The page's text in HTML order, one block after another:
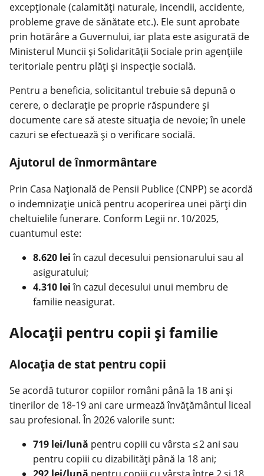
excepționale (calamități naturale, incendii, accidente,
probleme grave de sănătate etc.). Ele sunt aprobate
prin hotărâre a Guvernului, iar plata este asigurată de
Ministerul Muncii și Solidarității Sociale prin agențiile
teritoriale pentru plăți și inspecție socială.
Pentru a beneficia, solicitantul trebuie să depună o
cerere, o declarație pe proprie răspundere și
documente care să ateste situația de nevoie; în unele
cazuri se efectuează și o verificare socială.
Ajutorul de înmormântare
Prin Casa Națională de Pensii Publice (CNPP) se acordă
o indemnizație unică pentru acoperirea unei părți din
cheltuielile funerare. Conform Legii nr. 10/2025,
cuantumul este:
8.620 leiîn cazul decesului pensionarului sau al
asiguratului;
4.310 leiîn cazul decesului unui membru de
familie neasigurat.
Alocații pentru copii și familie
Alocația de stat pentru copii
Se acordă tuturor copiilor români până la 18 ani și
tinerilor de 18‑19 ani care urmează învățământul liceal
sau profesional. În 2026 valorile sunt:
719 lei/lună pentru copiii cu vârsta ≤ 2 ani sau
pentru copiii cu dizabilități până la 18 ani;